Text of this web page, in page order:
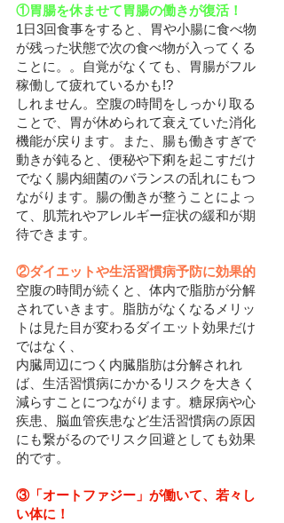
①胃腸を休ませて胃腸の働きが復活！
1日3回食事をすると、胃や小腸に食べ物
が残った状態で次の食べ物が入ってくる
ことに。。自覚がなくても、胃腸がフル
稼働して疲れているかも!?
しれません。空腹の時間をしっかり取る
ことで、胃が休められて衰えていた消化
機能が戻ります。また、腸も働きすぎで
動きが鈍ると、便秘や下痢を起こすだけ
でなく腸内細菌のバランスの乱れにもつ
ながります。腸の働きが整うことによっ
て、肌荒れやアレルギー症状の緩和が期
待できます。
②ダイエットや生活習慣病予防に効果的
空腹の時間が続くと、体内で脂肪が分解
されていきます。脂肪がなくなるメリッ
トは見た目が変わるダイエット効果だけ
ではなく、
内臓周辺につく内臓脂肪は分解されれ
ば、生活習慣病にかかるリスクを大きく
減らすことにつながります。糖尿病や心
疾患、脳血管疾患など生活習慣病の原因
にも繋がるのでリスク回避としても効果
的です。
③「オートファジー」が働いて、若々し
い体に！